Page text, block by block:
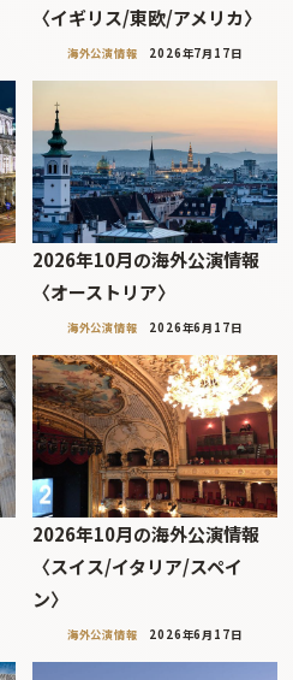
〈イギリス/東欧/アメリカ〉
海外公演情報 2026年7月17日
2026年10月の海外公演情報
〈オーストリア〉
海外公演情報 2026年6月17日
2026年10月の海外公演情報
〈スイス/イタリア/スペイ
ン〉
海外公演情報 2026年6月17日